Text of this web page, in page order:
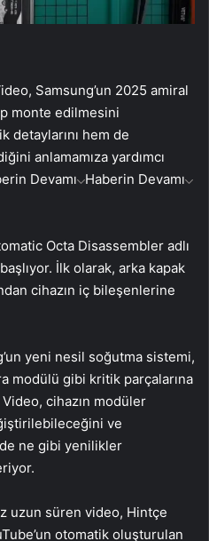
Samsung’un 2025 amiral
monte edilmesini
detaylarını hem de
anlamamıza yardımcı
Devamı Haberin Devamı
Octa Disassembler adlı
İlk olarak, arka kapak
cihazın iç bileşenlerine
yeni nesil soğutma sistemi,
modülü gibi kritik parçalarına
cihazın modüler
ve
ne gibi yenilikler
uzun süren video, Hintçe
otomatik oluşturulan